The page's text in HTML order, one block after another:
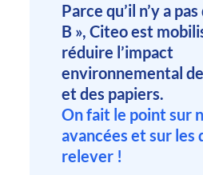
Parce qu’il n’y a
B », Citeo est
réduire l’impact
environnemental
et des papiers.
On fait le point sur
avancées et sur les
relever !